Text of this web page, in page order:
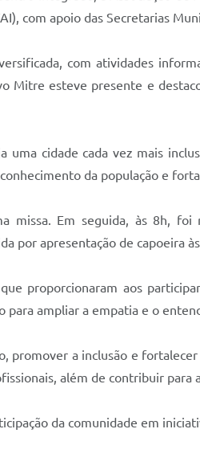
com apoio das Secretarias
com atividades
Mitre esteve presente e
cidade cada vez mais
da população e
Em seguida, às 8h, foi
por apresentação de capoeira
proporcionaram aos
para ampliar a empatia e o
promover a inclusão e
além de contribuir para
da comunidade em